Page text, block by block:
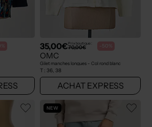
35,00€Prix boutique :
70,00€ -50%
OMC
Gilet manches longues - Col rond blanc
T : 36, 38
ACHAT EXPRESS
NEW